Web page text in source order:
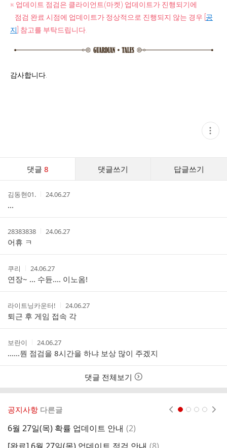
※ 업데이트 점검은 클라이언트(마켓) 업데이트가 진행되기에
점검 완료 시점에 업데이트가 정상적으로 진행되지 않는 경우 [ 공
지 ] 참고를 부탁드립니다.
감사합니다.
현
재
글
기
댓글 8 댓글쓰기 답글쓰기
스
작
자
김동현01.
작
간
24.06.27
...
작
성
자
28383838
작
간
24.06.27
어휴 ㅋ
작
성
자
쿠리
작
시
간
24.06.27
연장~ ... 수듄.... 이노옴!
작
성
자
라이트닝카운터!
작
성
시
간
24.06.27
퇴근 후 게임 접속 각
작
자
보란이
작
성
시
간
24.06.27
......뭔 점검을 8시간을 하냐 보상 많이 주겠지
댓글 전체보기
공지사항 다른글
6월 27일(목) 확률 업데이트 안내 댓
(2)
댓